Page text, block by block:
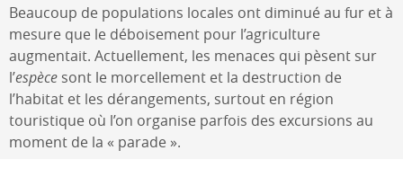
Beaucoup de populations locales ont diminué au fur et à
mesure que le déboisement pour l’agriculture
augmentait. Actuellement, les menaces qui pèsent sur
l’espèce sont le morcellement et la destruction de
l’habitat et les dérangements, surtout en région
touristique où l’on organise parfois des excursions au
moment de la « parade ».